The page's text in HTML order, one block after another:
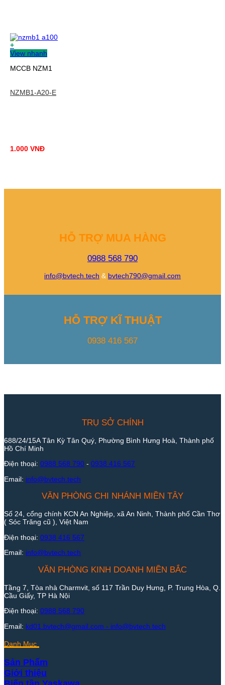
+
View nhanh
MCCB NZM1
NZMB1-A20-E
1.000 VNĐ
HỖ TRỢ MUA HÀNG
0988 568 790
info@bvtech.tech & bvtech790@gmail.com
HỖ TRỢ KĨ THUẬT
0938 416 567
TRỤ SỞ CHÍNH
688/24/15A Tân Kỳ Tân Quý, Phường Bình Hưng Hoà, Thành phố
Hồ Chí Minh
Điện thoại: 0988 568 790 - 0938 416 567
Email: info@bvtech.tech
VĂN PHÒNG CHI NHÁNH MIỀN TÂY
Số 24, cổng chính KCN An Nghiệp, xã An Ninh, Thành phố Cần Thơ
( Sóc Trăng cũ ), Việt Nam
Điện thoại: 0938 416 567
Email: info@bvtech.tech
VĂN PHÒNG KINH DOANH MIỀN BẮC
Tầng 7, Tòa nhà Charmvit, số 117 Trần Duy Hưng, P. Trung Hòa, Q.
Cầu Giấy, TP Hà Nội
Điện thoại: 0988 568 790
Email: kd01.bvtech@gmail.com - info@bvtech.tech
Danh Mục
Sản Phẩm
Giới thiệu